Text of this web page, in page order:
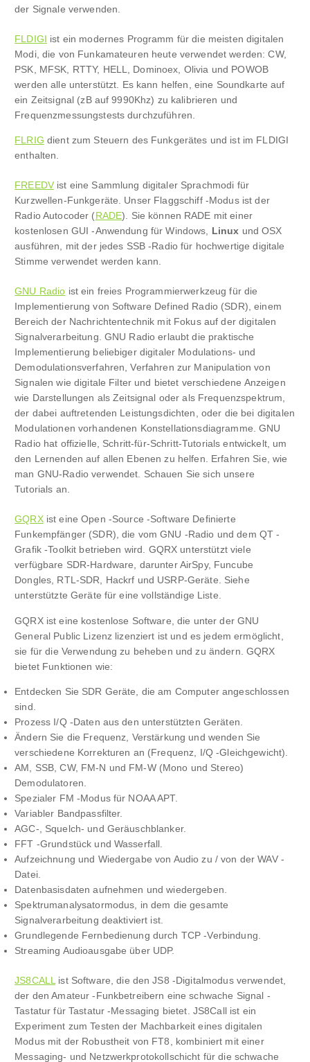
der Signale verwenden.
FLDIGI ist ein modernes Programm für die meisten digitalen
Modi, die von Funkamateuren heute verwendet werden: CW,
PSK, MFSK, RTTY, HELL, Dominoex, Olivia und POWOB
werden alle unterstützt. Es kann helfen, eine Soundkarte auf
ein Zeitsignal (zB auf 9990Khz) zu kalibrieren und
Frequenzmessungstests durchzuführen.
FLRIG dient zum Steuern des Funkgerätes und ist im FLDIGI
enthalten.
FREEDVist eine Sammlung digitaler Sprachmodi für
Kurzwellen-Funkgeräte. Unser Flaggschiff -Modus ist der
Radio Autocoder (RADE). Sie können RADE mit einer
kostenlosen GUI -Anwendung für Windows, Linux und OSX
ausführen, mit der jedes SSB -Radio für hochwertige digitale
Stimme verwendet werden kann.
GNU Radio ist ein freies Programmierwerkzeug für die
Implementierung von Software Defined Radio (SDR), einem
Bereich der Nachrichtentechnik mit Fokus auf der digitalen
Signalverarbeitung. GNU Radio erlaubt die praktische
Implementierung beliebiger digitaler Modulations- und
Demodulationsverfahren, Verfahren zur Manipulation von
Signalen wie digitale Filter und bietet verschiedene Anzeigen
wie Darstellungen als Zeitsignal oder als Frequenzspektrum,
der dabei auftretenden Leistungsdichten, oder die bei digitalen
Modulationen vorhandenen Konstellationsdiagramme. GNU
Radio hat offizielle, Schritt-für-Schritt-Tutorials entwickelt, um
den Lernenden auf allen Ebenen zu helfen. Erfahren Sie, wie
man GNU-Radio verwendet. Schauen Sie sich unsere
Tutorials an.
GQRXist eine Open -Source -Software Definierte
Funkempfänger (SDR), die vom GNU -Radio und dem QT -
Grafik -Toolkit betrieben wird. GQRX unterstützt viele
verfügbare SDR-Hardware, darunter AirSpy, Funcube
Dongles, RTL-SDR, Hackrf und USRP-Geräte. Siehe
unterstützte Geräte für eine vollständige Liste.
GQRX ist eine kostenlose Software, die unter der GNU
General Public Lizenz lizenziert ist und es jedem ermöglicht,
sie für die Verwendung zu beheben und zu ändern. GQRX
bietet Funktionen wie:
Entdecken Sie SDR Geräte, die am Computer angeschlossen
sind.
Prozess I/Q -Daten aus den unterstützten Geräten.
Ändern Sie die Frequenz, Verstärkung und wenden Sie
verschiedene Korrekturen an (Frequenz, I/Q -Gleichgewicht).
AM, SSB, CW, FM-N und FM-W (Mono und Stereo)
Demodulatoren.
Spezialer FM -Modus für NOAA APT.
Variabler Bandpassfilter.
AGC-, Squelch- und Geräuschblanker.
FFT -Grundstück und Wasserfall.
Aufzeichnung und Wiedergabe von Audio zu / von der WAV -
Datei.
Datenbasisdaten aufnehmen und wiedergeben.
Spektrumanalysatormodus, in dem die gesamte
Signalverarbeitung deaktiviert ist.
Grundlegende Fernbedienung durch TCP -Verbindung.
Streaming Audioausgabe über UDP.
JS8CALL ist Software, die den JS8 -Digitalmodus verwendet,
der den Amateur -Funkbetreibern eine schwache Signal -
Tastatur für Tastatur -Messaging bietet. JS8Call ist ein
Experiment zum Testen der Machbarkeit eines digitalen
Modus mit der Robustheit von FT8, kombiniert mit einer
Messaging- und Netzwerkprotokollschicht für die schwache